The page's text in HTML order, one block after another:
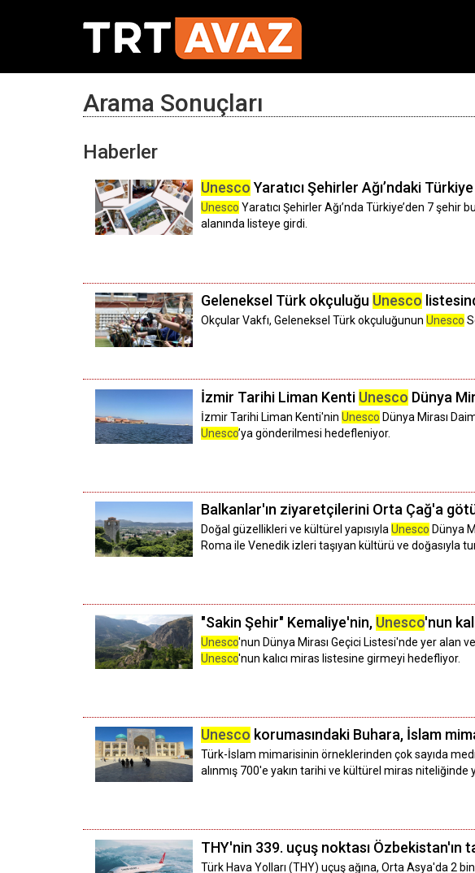
Arama Sonuçları
Haberler
Unesco Yaratıcı Şehirler Ağı’ndaki Türkiye
Unesco Yaratıcı Şehirler Ağı’nda Türkiye’den 7
alanında listeye girdi.
Geleneksel Türk okçuluğu Unesco
Okçular Vakfı, Geleneksel Türk okçuluğunun Unesco
İzmir Tarihi Liman Kenti Unesco Dünya
İzmir Tarihi Liman Kenti'nin Unesco Dünya Mirası
Unesco’ya gönderilmesi hedefleniyor.
Balkanlar'ın ziyaretçilerini Orta Çağ'a
Doğal güzellikleri ve kültürel yapısıyla Unesco Dünya
Roma ile Venedik izleri taşıyan kültürü ve doğasıyla
"Sakin Şehir" Kemaliye'nin, Unesco'nun
Unesco'nun Dünya Mirası Geçici Listesi'nde yer alan
Unesco'nun kalıcı miras listesine girmeyi hedefliyor.
Unesco korumasındaki Buhara, İslam
Türk-İslam mimarisinin örneklerinden çok sayıda
alınmış 700'e yakın tarihi ve kültürel miras
THY'nin 339. uçuş noktası Özbekistan'ın
Türk Hava Yolları (THY) uçuş ağına, Orta Asya'da 2